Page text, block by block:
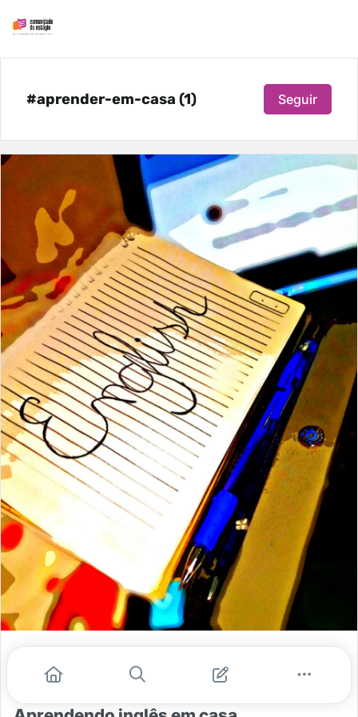
#aprender-em-casa (1) Seguir
Maria Luiza Lima
jan. 15, 2021 - 3 min de leitura